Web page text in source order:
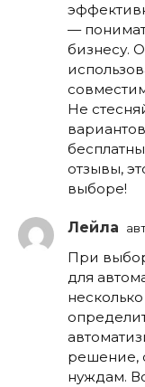
—
бизнесу.
Не
отзывы,
выборе!
Лейла
При
для
решение,
нуждам.